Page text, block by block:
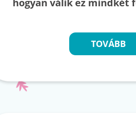
hogyan válik ez mindkét
TOVÁBB